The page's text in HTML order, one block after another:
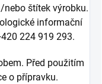
nebo štítek výrobku.
informační
224 919 293.
Před použitím
o přípravku.